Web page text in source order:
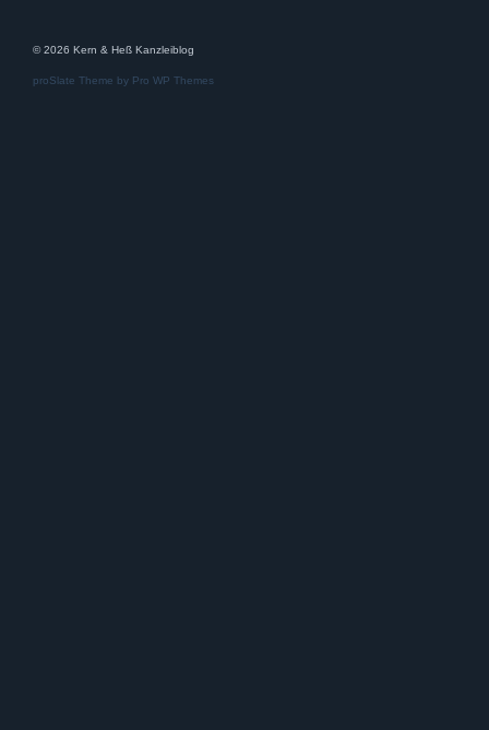
© 2026 Kern & Heß Kanzleiblog
proSlate Theme by Pro WP Themes